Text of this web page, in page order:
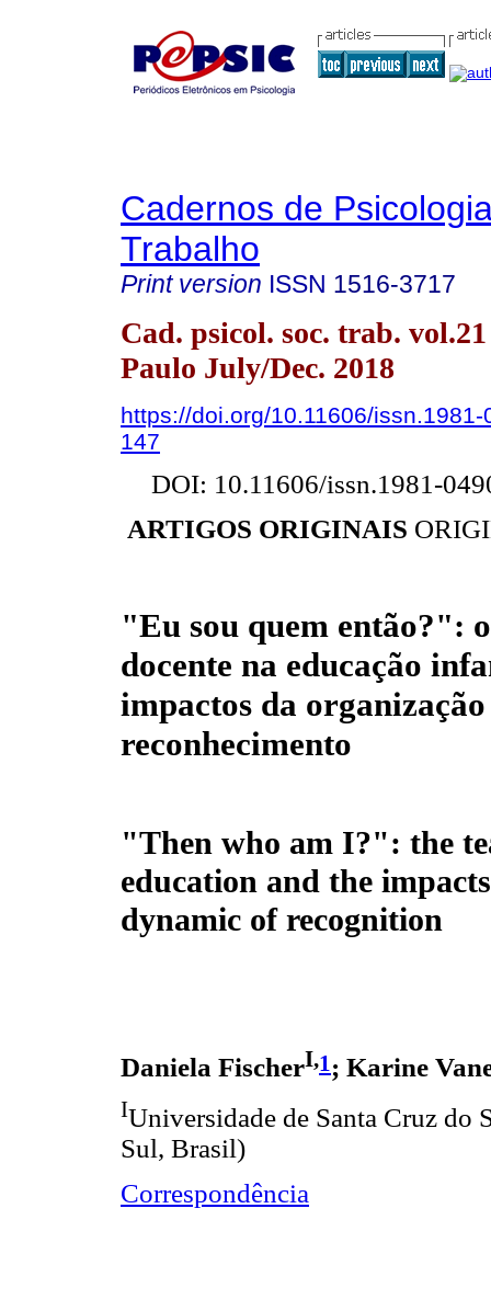
Cadernos de
Trabalho
Print version ISSN 1516-3717
Cad. psicol. soc. trab.
Paulo July/Dec. 2018
https://doi.org/10.11606/
147
DOI: 10.11606/issn.1981-
ARTIGOS ORIGINAIS
"Eu sou quem então?":
docente na educação
impactos da
reconhecimento
"Then who am I?": the
education and the
dynamic of recognition
Daniela FischerI,1 ; Karine
IUniversidade de Santa Cruz do
Sul, Brasil)
Correspondência